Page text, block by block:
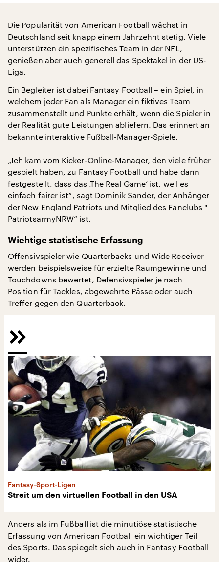
Die Popularität von American Football wächst in
Deutschland seit knapp einem Jahrzehnt stetig. Viele
unterstützen ein spezifisches Team in der NFL,
genießen aber auch generell das Spektakel in der US-
Liga.
Ein Begleiter ist dabei Fantasy Football – ein Spiel, in
welchem jeder Fan als Manager ein fiktives Team
zusammenstellt und Punkte erhält, wenn die Spieler in
der Realität gute Leistungen abliefern. Das erinnert an
bekannte interaktive Fußball-Manager-Spiele.
„Ich kam vom Kicker-Online-Manager, den viele früher
gespielt haben, zu Fantasy Football und habe dann
festgestellt, dass das ‚The Real Game‘ ist, weil es
einfach fairer ist“, sagt Dominik Sander, der Anhänger
der New England Patriots und Mitglied des Fanclubs "
PatriotsarmyNRW“ ist.
Wichtige statistische Erfassung
Offensivspieler wie Quarterbacks und Wide Receiver
werden beispielsweise für erzielte Raumgewinne und
Touchdowns bewertet, Defensivspieler je nach
Position für Tackles, abgewehrte Pässe oder auch
Treffer gegen den Quarterback.
Fantasy-Sport-Ligen
Streit um den virtuellen Football in den USA
Anders als im Fußball ist die minutiöse statistische
Erfassung von American Football ein wichtiger Teil
des Sports. Das spiegelt sich auch in Fantasy Football
wider.